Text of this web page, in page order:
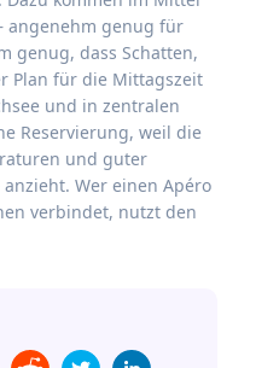
angenehm genug für
genug, dass Schatten,
Plan für die Mittagszeit
und in zentralen
Reservierung, weil die
und guter
Wer einen Apéro
verbindet, nutzt den